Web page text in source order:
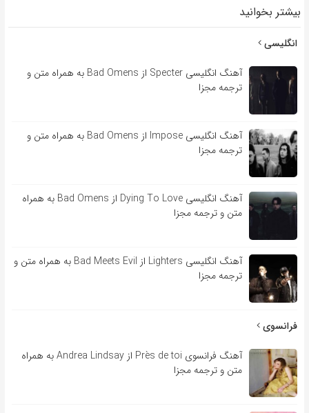
بیشتر بخوانید
انگلیسی
آهنگ انگلیسی Specter از Bad Omens به همراه متن و
ترجمه مجزا
آهنگ انگلیسی Impose از Bad Omens به همراه متن و
ترجمه مجزا
آهنگ انگلیسی Dying To Love از Bad Omens به همراه
متن و ترجمه مجزا
آهنگ انگلیسی Lighters از Bad Meets Evil به همراه متن و
ترجمه مجزا
فرانسوی
آهنگ فرانسوی Près de toi از Andrea Lindsay به همراه
متن و ترجمه مجزا